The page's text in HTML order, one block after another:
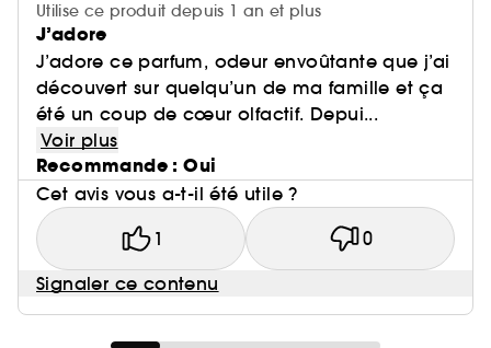
Utilise ce produit depuis 1 an et plus
J’adore
J’adore ce parfum, odeur envoûtante que j’ai
découvert sur quelqu’un de ma famille et ça
été un coup de cœur olfactif. Depui...
Voir plus
Recommande : Oui
Cet avis vous a-t-il été utile ?
1 0
Signaler ce contenu